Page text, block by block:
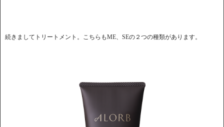
続きましてトリートメント。こちらもME、SEの２つの種類があります。